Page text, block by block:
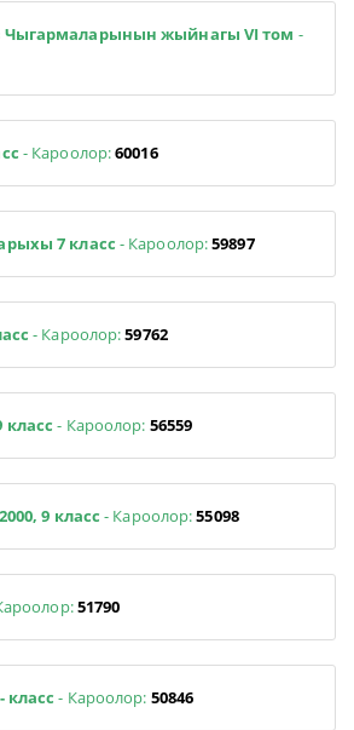
Чыгармаларынын жыйнагы VI том -
- Кароолор:60016
7 класс - Кароолор:59897
- Кароолор:59762
- Кароолор: 56559
9 класс - Кароолор:55098
51790
класс - Кароолор: 50846